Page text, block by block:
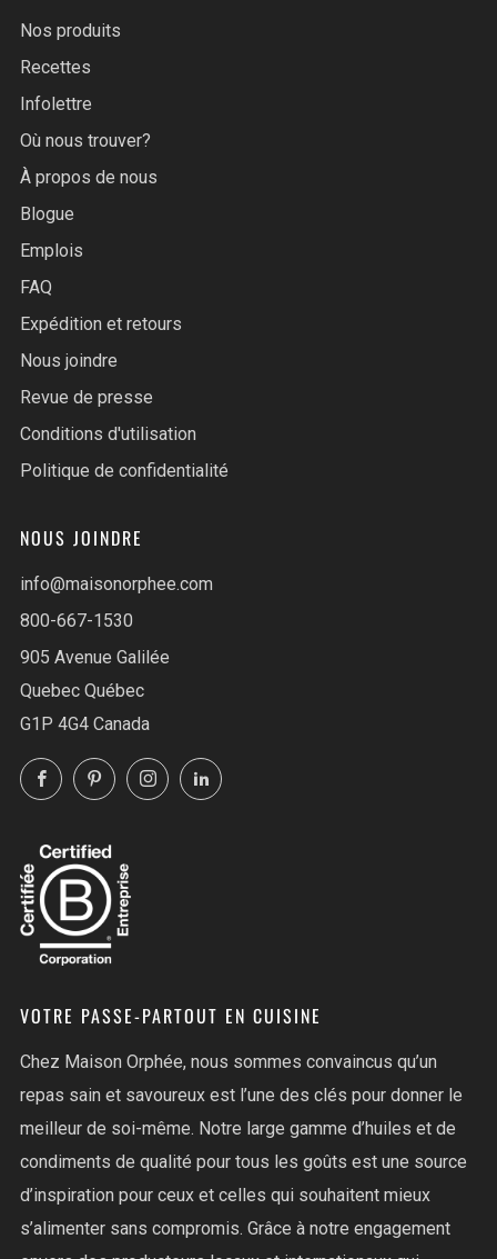
Nos produits
Recettes
Infolettre
Où nous trouver?
À propos de nous
Blogue
Emplois
FAQ
Expédition et retours
Nous joindre
Revue de presse
Conditions d'utilisation
Politique de confidentialité
NOUS JOINDRE
info@maisonorphee.com
800-667-1530
905 Avenue Galilée
Quebec Québec
G1P 4G4 Canada
FacebookPinterestInstagramLinkedIn
VOTRE PASSE-PARTOUT EN CUISINE
Chez Maison Orphée, nous sommes convaincus qu’un
repas sain et savoureux est l’une des clés pour donner le
meilleur de soi-même. Notre large gamme d’huiles et de
condiments de qualité pour tous les goûts est une source
d’inspiration pour ceux et celles qui souhaitent mieux
s’alimenter sans compromis. Grâce à notre engagement